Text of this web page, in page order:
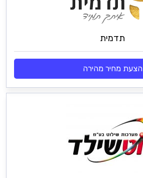
תדמית
הצעת מחיר מהירה